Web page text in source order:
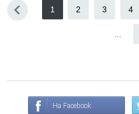
1 2 3 4
На Facebook